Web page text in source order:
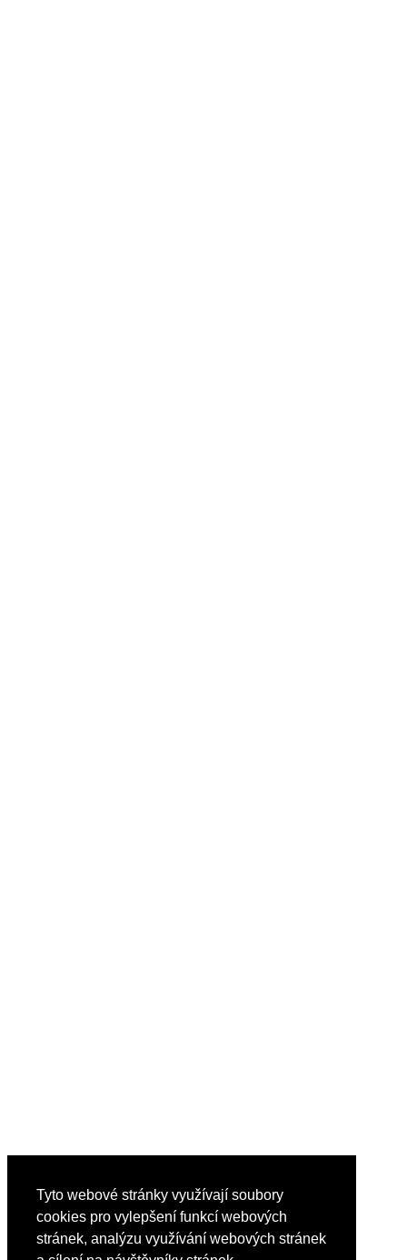
Tyto webové stránky využívají soubory
cookies pro vylepšení funkcí webových
stránek, analýzu využívání webových stránek